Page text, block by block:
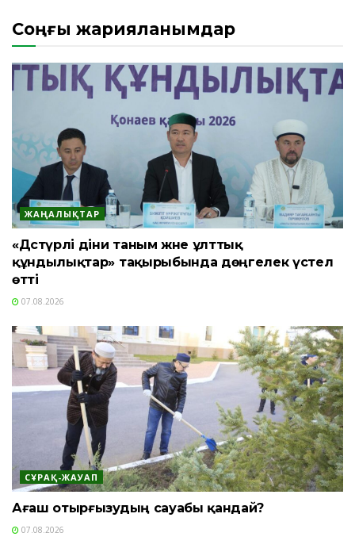
Соңғы жарияланымдар
ЖАҢАЛЫҚТАР
«Дәстүрлі діни таным және ұлттық
құндылықтар» тақырыбында дөңгелек үстел
өтті
07.08.2026
СҰРАҚ-ЖАУАП
Ағаш отырғызудың сауабы қандай?
07.08.2026